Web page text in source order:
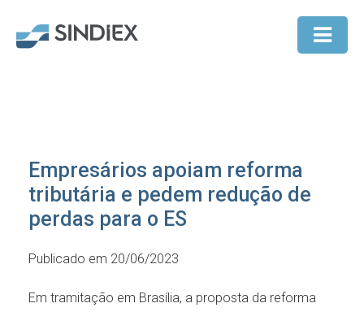
Empresários apoiam reforma
tributária e pedem redução de
perdas para o ES
Publicado em 20/06/2023
Em tramitação em Brasília, a proposta da reforma